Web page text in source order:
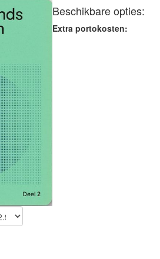
Beschikbare opties:
Extra portokosten: